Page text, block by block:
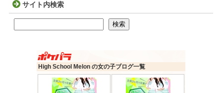
サイト内検索
検索